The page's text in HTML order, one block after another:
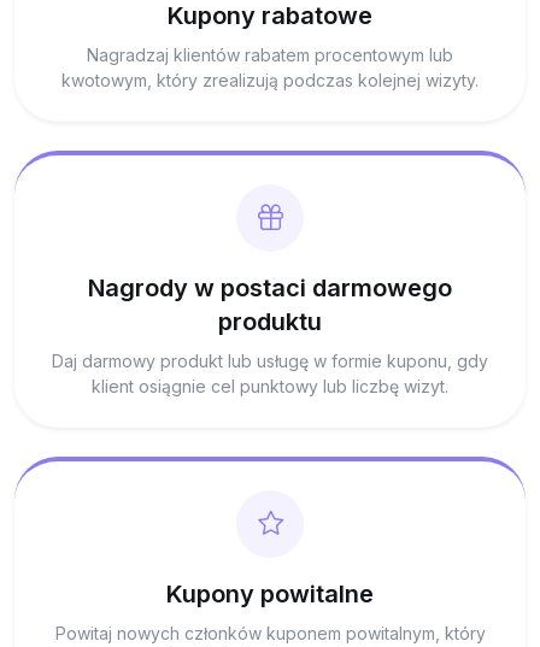
Kupony rabatowe
Nagradzaj klientów rabatem procentowym lub
kwotowym, który zrealizują podczas kolejnej wizyty.
Nagrody w postaci darmowego
produktu
Daj darmowy produkt lub usługę w formie kuponu, gdy
klient osiągnie cel punktowy lub liczbę wizyt.
Kupony powitalne
Powitaj nowych członków kuponem powitalnym, który